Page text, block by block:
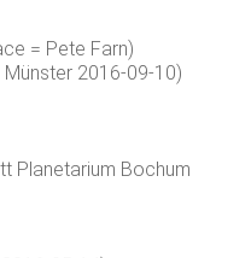
= Pete Farn)
2016-09-10)
Planetarium Bochum